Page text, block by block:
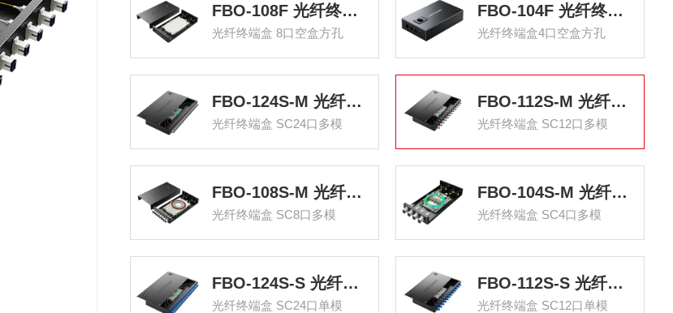
FBO-108F 光纤终端盒8口空盒方孔 适用SC/LC接口单模多模通用不含尾纤及法兰带熔接盘出线盒
光纤终端盒 8口空盒方孔
FBO-104F 光纤终端盒4口空盒方孔 适用SC/LC接口单模多模通用不含尾纤及法兰带熔接盘光缆出线
光纤终端盒4口空盒方孔
FBO-124S-M 光纤终端盒 SC24口多模62.5/125满配尾纤光缆熔接盒光纤续接盘配线架
光纤终端盒 SC24口多模
FBO-112S-M 光纤终端盒 SC12口多模62.5/125满配尾纤光缆熔接盒通用光纤续接盘配线架
光纤终端盒 SC12口多模
FBO-108S-M 光纤终端盒 SC8口多模62.5/125满配尾纤光缆熔接盒光纤续接盘配线架
光纤终端盒 SC8口多模
FBO-104S-M 光纤终端盒 SC4口多模62.5/125满配尾纤光缆熔接通用光纤续接盘配线架
光纤终端盒 SC4口多模
FBO-124S-S 光纤终端盒 SC24口单模9/125满配尾纤光缆熔接盒SC/FC/LC接口通用光纤续接盘配线架
光纤终端盒 SC24口单模
FBO-112S-S 光纤终端盒 SC12口单模9/125满配尾纤光缆熔接盒SC/FC/LC接口通用光纤续接盘配线架
光纤终端盒 SC12口单模